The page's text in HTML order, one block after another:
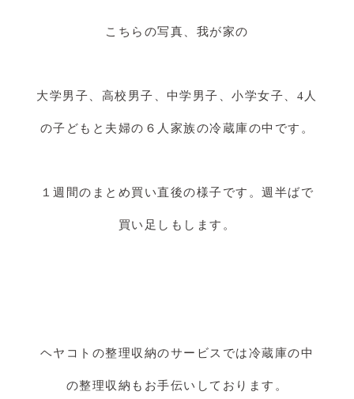
こちらの写真、我が家の
大学男子、高校男子、中学男子、小学女子、4人
の子どもと夫婦の６人家族の冷蔵庫の中です。
１週間のまとめ買い直後の様子です。週半ばで
買い足しもします。
ヘヤコトの整理収納のサービスでは冷蔵庫の中
の整理収納もお手伝いしております。